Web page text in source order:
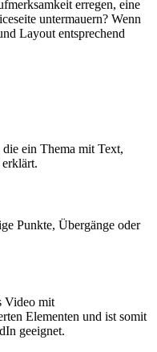
erregen, eine
untermauern? Wenn
Layout entsprechend
ein Thema mit Text,
Punkte, Übergänge oder
Video mit
Elementen und ist somit
geeignet.